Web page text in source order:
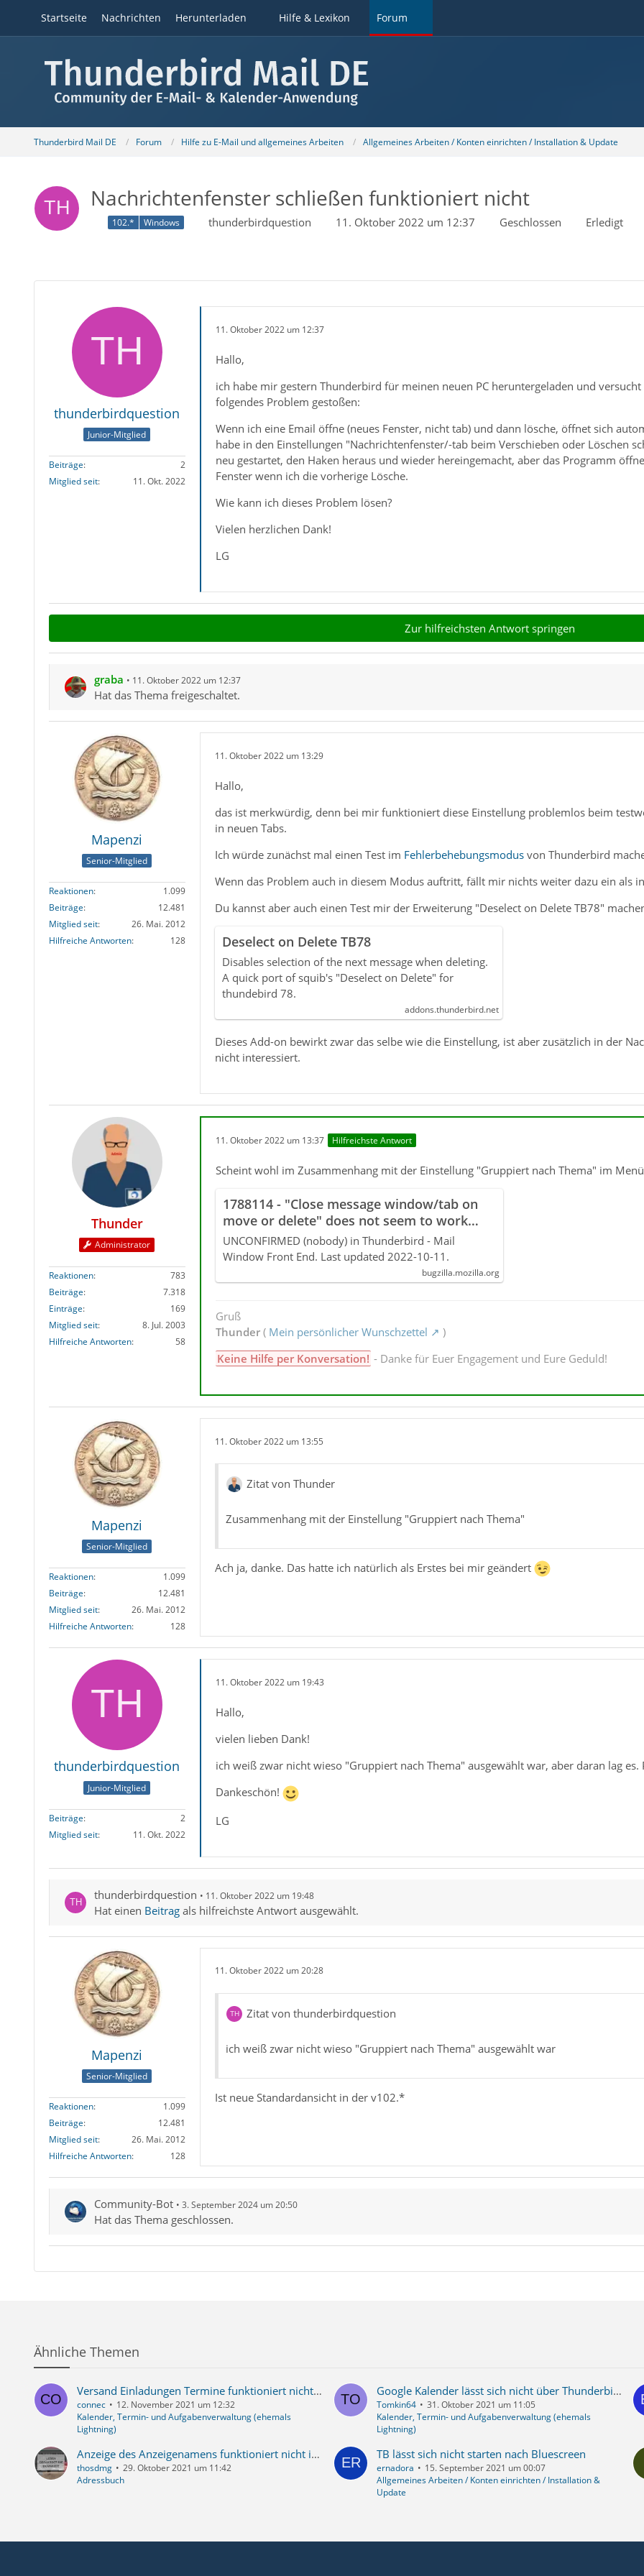
Startseite Nachrichten Herunterladen Hilfe & Lexikon Forum
Thunderbird Mail DE Forum Hilfe zu E-Mail und allgemeines Arbeiten Allgemeines Arbeiten / Konten einrichten / Installation & Update
Nachrichtenfenster schließen funktioniert nicht
102.* Windows thunderbirdquestion 11. Oktober 2022 um 12:37 Geschlossen Erledigt
thunderbirdquestion
Junior-Mitglied
Beiträge
2
Mitglied seit
11. Okt. 2022
11. Oktober 2022 um 12:37
Hallo,
ich habe mir gestern Thunderbird für meinen neuen PC heruntergeladen und
folgendes Problem gestoßen:
Wenn ich eine Email öffne (neues Fenster, nicht tab) und dann lösche, öffnet sich
habe in den Einstellungen "Nachrichtenfenster/-tab beim Verschieben oder Löschen
neu gestartet, den Haken heraus und wieder hereingemacht, aber das Programm
Fenster wenn ich die vorherige Lösche.
Wie kann ich dieses Problem lösen?
Vielen herzlichen Dank!
LG
Zur hilfreichsten Antwort springen
graba 11. Oktober 2022 um 12:37
Hat das Thema freigeschaltet.
Mapenzi
Senior-Mitglied
Reaktionen
1.099
Beiträge
12.481
Mitglied seit
26. Mai. 2012
Hilfreiche Antworten
128
11. Oktober 2022 um 13:29
Hallo,
das ist merkwürdig, denn bei mir funktioniert diese Einstellung problemlos beim
in neuen Tabs.
Ich würde zunächst mal einen Test im Fehlerbehebungsmodusvon Thunderbird
Wenn das Problem auch in diesem Modus auftritt, fällt mir nichts weiter dazu ein als
Du kannst aber auch einen Test mir der Erweiterung "Deselect on Delete TB78"
Deselect on Delete TB78
Disables selection of the next message when deleting.
A quick port of squib's "Deselect on Delete" for
thundebird 78.
addons.thunderbird.net
Dieses Add-on bewirkt zwar das selbe wie die Einstellung, ist aber zusätzlich in der
nicht interessiert.
Thunder
Administrator
Reaktionen
783
Beiträge
7.318
Einträge
169
Mitglied seit
8. Jul. 2003
Hilfreiche Antworten
58
11. Oktober 2022 um 13:37 Hilfreichste Antwort
Scheint wohl im Zusammenhang mit der Einstellung "Gruppiert nach Thema" im
1788114 - "Close message window/tab on
move or delete" does not seem to work
with `Threaded` (but works in
troubleshoot mode, or `Unthreaded`). May
UNCONFIRMED (nobody) in Thunderbird - Mail
Window Front End. Last updated 2022-10-11.
bugzilla.mozilla.org
Gruß
Thunder( Mein persönlicher Wunschzettel
)
Keine Hilfe per Konversation! - Danke für Euer Engagement und Eure Geduld!
Mapenzi
Senior-Mitglied
Reaktionen
1.099
Beiträge
12.481
Mitglied seit
26. Mai. 2012
Hilfreiche Antworten
128
11. Oktober 2022 um 13:55
Zitat von Thunder
Zusammenhang mit der Einstellung "Gruppiert nach Thema"
Ach ja, danke. Das hatte ich natürlich als Erstes bei mir geändert
thunderbirdquestion
Junior-Mitglied
Beiträge
2
Mitglied seit
11. Okt. 2022
11. Oktober 2022 um 19:43
Hallo,
vielen lieben Dank!
ich weiß zwar nicht wieso "Gruppiert nach Thema" ausgewählt war, aber daran lag es.
Dankeschön!
LG
thunderbirdquestion 11. Oktober 2022 um 19:48
Hat einen Beitragals hilfreichste Antwort ausgewählt.
Mapenzi
Senior-Mitglied
Reaktionen
1.099
Beiträge
12.481
Mitglied seit
26. Mai. 2012
Hilfreiche Antworten
128
11. Oktober 2022 um 20:28
Zitat von thunderbirdquestion
ich weiß zwar nicht wieso "Gruppiert nach Thema" ausgewählt war
Ist neue Standardansicht in der v102.*
Community-Bot 3. September 2024 um 20:50
Hat das Thema geschlossen.
Ähnliche Themen
Versand Einladungen Termine funktioniert nicht mehr
connec
12. November 2021 um 12:32
Kalender, Termin- und Aufgabenverwaltung (ehemals
Lightning)
Google Kalender lässt sich nicht über Thunderbird bearbeiten
Tomkin64
31. Oktober 2021 um 11:05
Kalender, Termin- und Aufgabenverwaltung (ehemals
Lightning)
Anzeige des Anzeigenamens funktioniert nicht immer
thosdmg
29. Oktober 2021 um 11:42
Adressbuch
TB lässt sich nicht starten nach Bluescreen
ernadora
15. September 2021 um 00:07
Allgemeines Arbeiten / Konten einrichten / Installation &
Update